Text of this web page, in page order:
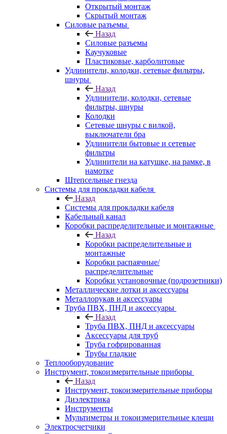
Открытый монтаж
Скрытый монтаж
Силовые разъемы
Назад
Силовые разъемы
Каучуковые
Пластиковые, карболитовые
Удлинители, колодки, сетевые фильтры,
шнуры
Назад
Удлинители, колодки, сетевые
фильтры, шнуры
Колодки
Сетевые шнуры с вилкой,
выключатели бра
Удлинители бытовые и сетевые
фильтры
Удлинители на катушке, на рамке, в
намотке
Штепсельные гнезда
Системы для прокладки кабеля
Назад
Системы для прокладки кабеля
Кабельный канал
Коробки распределительные и монтажные
Назад
Коробки распределительные и
монтажные
Коробки распаячные/
распределительные
Коробки установочные (подрозетники)
Металлические лотки и аксессуары
Металлорукав и аксессуары
Труба ПВХ, ПНД и аксессуары
Назад
Труба ПВХ, ПНД и аксессуары
Аксессуары для труб
Труба гофрированная
Трубы гладкие
Теплооборудование
Инструмент, токоизмерительные приборы
Назад
Инструмент, токоизмерительные приборы
Диэлектрика
Инструменты
Мультиметры и токоизмерительные клещи
Электросчетчики